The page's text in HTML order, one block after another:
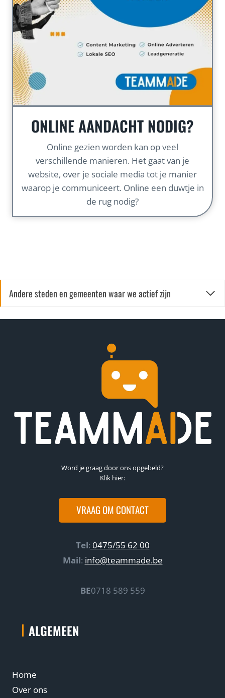
ONLINE AANDACHT NODIG?
Online gezien worden kan op veel
verschillende manieren. Het gaat van je
website, over je sociale media tot je manier
waarop je communiceert. Online een duwtje in
de rug nodig?
Andere steden en gemeenten waar we actief zijn
Word je graag door ons opgebeld?
Klik hier:
VRAAG OM CONTACT
Tel: 0475/55 62 00
Mail: info@teammade.be
BE0718 589 559
ALGEMEEN
Home
Over ons